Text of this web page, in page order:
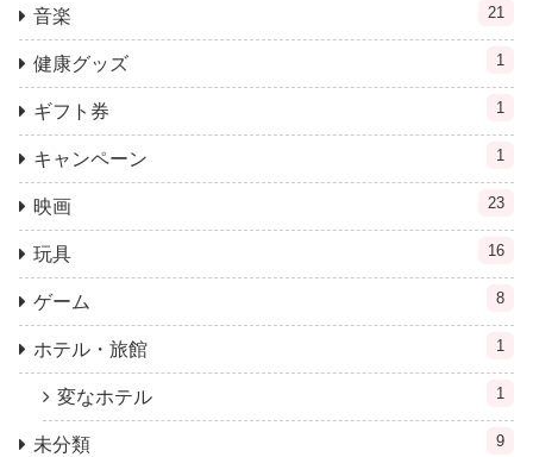
音楽 21
健康グッズ 1
ギフト券 1
キャンペーン 1
映画 23
玩具 16
ゲーム 8
ホテル・旅館 1
変なホテル 1
未分類 9